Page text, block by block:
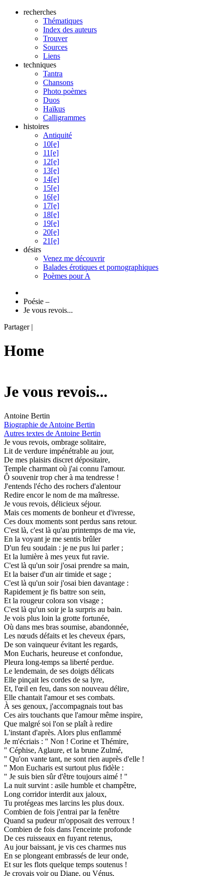
recherches
Thématiques
Index des auteurs
Trouver
Sources
Liens
techniques
Tantra
Chansons
Photo poèmes
Duos
Haïkus
Calligrammes
histoires
Antiquité
10[e]
11[e]
12[e]
13[e]
14[e]
15[e]
16[e]
17[e]
18[e]
19[e]
20[e]
21[e]
désirs
Venez me découvrir
Balades érotiques et pornographiques
Poèmes pour A
Poésie –
Je vous revois...
Partager |
Home
Je vous revois...
Antoine Bertin
Biographie de Antoine Bertin
Autres textes de Antoine Bertin
Je vous revois, ombrage solitaire,
Lit de verdure impénétrable au jour,
De mes plaisirs discret dépositaire,
Temple charmant où j'ai connu l'amour.
Ô souvenir trop cher à ma tendresse !
J'entends l'écho des rochers d'alentour
Redire encor le nom de ma maîtresse.
Je vous revois, délicieux séjour.
Mais ces moments de bonheur et d'ivresse,
Ces doux moments sont perdus sans retour.
C'est là, c'est là qu'au printemps de ma vie,
En la voyant je me sentis brûler
D'un feu soudain : je ne pus lui parler ;
Et la lumière à mes yeux fut ravie.
C'est là qu'un soir j'osai prendre sa main,
Et la baiser d'un air timide et sage ;
C'est là qu'un soir j'osai bien davantage :
Rapidement je fis battre son sein,
Et la rougeur colora son visage ;
C'est là qu'un soir je la surpris au bain.
Je vois plus loin la grotte fortunée,
Où dans mes bras soumise, abandonnée,
Les nœuds défaits et les cheveux épars,
De son vainqueur évitant les regards,
Mon Eucharis, heureuse et confondue,
Pleura long-temps sa liberté perdue.
Le lendemain, de ses doigts délicats
Elle pinçait les cordes de sa lyre,
Et, l'œil en feu, dans son nouveau délire,
Elle chantait l'amour et ses combats.
À ses genoux, j'accompagnais tout bas
Ces airs touchants que l'amour même inspire,
Que malgré soi l'on se plaît à redire
L'instant d'après. Alors plus enflammé
Je m'écriais : " Non ! Corine et Thémire,
" Céphise, Aglaure, et la brune Zulmé,
" Qu'on vante tant, ne sont rien auprès d'elle !
" Mon Eucharis est surtout plus fidèle :
" Je suis bien sûr d'être toujours aimé ! "
La nuit survint : asile humble et champêtre,
Long corridor interdit aux jaloux,
Tu protégeas mes larcins les plus doux.
Combien de fois j'entrai par la fenêtre
Quand sa pudeur m'opposait des verroux !
Combien de fois dans l'enceinte profonde
De ces ruisseaux en fuyant retenus,
Au jour baissant, je vis ces charmes nus
En se plongeant embrassés de leur onde,
Et sur les flots quelque temps soutenus !
Je croyais voir ou Diane, ou Vénus,